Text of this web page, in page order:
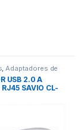
,Adaptadores de
USB 2.0 A
SAVIO CL-